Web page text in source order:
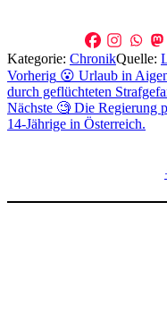
Kategorie: ChronikQuelle:
Vorherig 😮 Urlaub in
durch geflüchteten
Nächste 🧐 Die Regierung
14-Jährige in Österreich.